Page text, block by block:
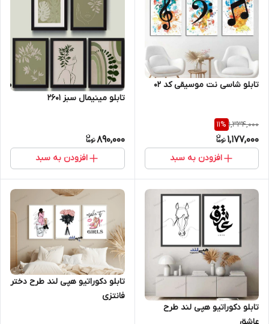
تابلو شاسی نت موسیقی کد 02
1,334,000
11%
1,177,000
افزودن به سبد
تابلو مینیمال سبز 2601
890,000
افزودن به سبد
تابلو دکوراتیو هپی لند طرح
عاشق
تابلو دکوراتیو هپی لند طرح دختر
فانتزی